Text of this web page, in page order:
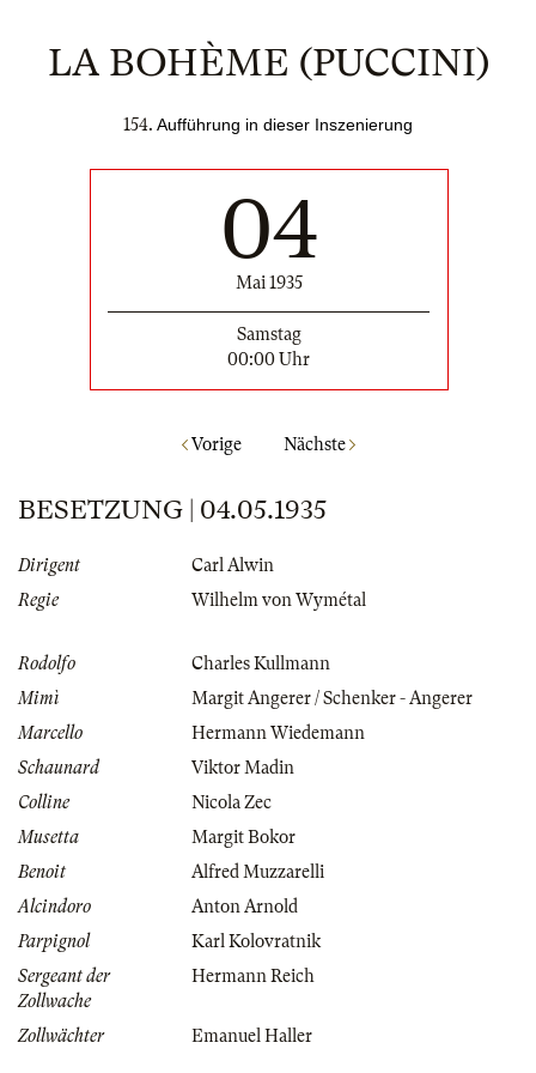
LA BOHÈME (PUCCINI)
154. Aufführung in dieser Inszenierung
04
Mai 1935
Samstag
00:00 Uhr
Vorige Nächste
BESETZUNG | 04.05.1935
Dirigent
Carl Alwin
Regie
Wilhelm von Wymétal
Rodolfo
Charles Kullmann
Mimì
Margit Angerer / Schenker - Angerer
Marcello
Hermann Wiedemann
Schaunard
Viktor Madin
Colline
Nicola Zec
Musetta
Margit Bokor
Benoit
Alfred Muzzarelli
Alcindoro
Anton Arnold
Parpignol
Karl Kolovratnik
Sergeant der
Zollwache
Hermann Reich
Zollwächter Emanuel Haller